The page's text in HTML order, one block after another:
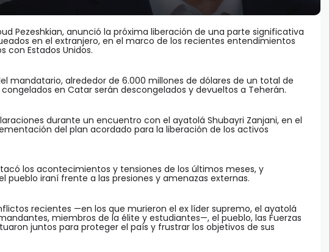
Pezeshkian, anunció la próxima liberación de una parte significativa
en el extranjero, en el marco de los recientes entendimientos
con Estados Unidos.
mandatario, alrededor de 6.000 millones de dólares de un total de
en Catar serán descongelados y devueltos a Teherán.
durante un encuentro con el ayatolá Shubayri Zanjani, en el
del plan acordado para la liberación de los activos
los acontecimientos y tensiones de los últimos meses, y
pueblo iraní frente a las presiones y amenazas externas.
recientes —en los que murieron el ex líder supremo, el ayatolá
miembros de la élite y estudiantes—, el pueblo, las Fuerzas
juntos para proteger el país y frustrar los objetivos de sus